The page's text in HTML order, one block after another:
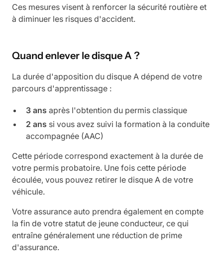
Ces mesures visent à renforcer la sécurité routière et
à diminuer les risques d'accident.
Quand enlever le disque A ?
La durée d'apposition du disque A dépend de votre
parcours d'apprentissage :
3 ans après l'obtention du permis classique
2 ans si vous avez suivi la formation à la conduite
accompagnée (AAC)
Cette période correspond exactement à la durée de
votre permis probatoire. Une fois cette période
écoulée, vous pouvez retirer le disque A de votre
véhicule.
Votre assurance auto prendra également en compte
la fin de votre statut de jeune conducteur, ce qui
entraîne généralement une réduction de prime
d'assurance.